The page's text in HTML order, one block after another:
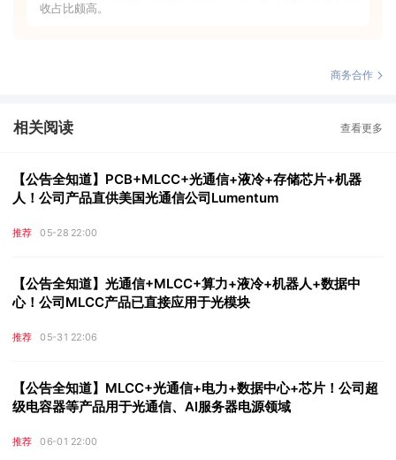
收占比颇高。
商务合作
相关阅读 查看更多
【公告全知道】PCB+MLCC+光通信+液冷+存储芯片+机器
人！公司产品直供美国光通信公司Lumentum
推荐 05-28 22:00
【公告全知道】光通信+MLCC+算力+液冷+机器人+数据中
心！公司MLCC产品已直接应用于光模块
推荐 05-31 22:06
【公告全知道】MLCC+光通信+电力+数据中心+芯片！公司超
级电容器等产品用于光通信、AI服务器电源领域
推荐 06-01 22:00